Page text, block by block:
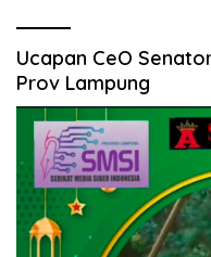
Ucapan CeO
Prov Lampung